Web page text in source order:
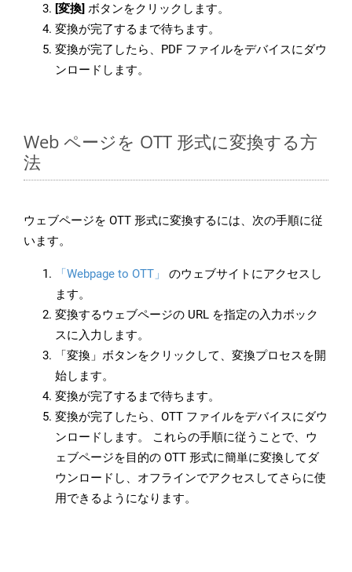
[変換] ボタンをクリックします。
変換が完了するまで待ちます。
変換が完了したら、PDF ファイルをデバイスにダウ
ンロードします。
Web ページを OTT 形式に変換する方
法
ウェブページを OTT 形式に変換するには、次の手順に従
います。
「Webpage to OTT」
のウェブサイトにアクセスし
ます。
変換するウェブページの URL を指定の入力ボック
スに入力します。
「変換」ボタンをクリックして、変換プロセスを開
始します。
変換が完了するまで待ちます。
変換が完了したら、OTT ファイルをデバイスにダウ
ンロードします。 これらの手順に従うことで、ウ
ェブページを目的の OTT 形式に簡単に変換してダ
ウンロードし、オフラインでアクセスしてさらに使
用できるようになります。